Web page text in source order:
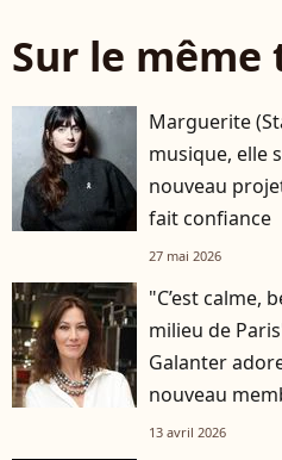
Sur le même
Marguerite
musique, elle
nouveau
fait confiance
27 mai 2026
"C’est calme,
milieu de
Galanter
nouveau
13 avril 2026